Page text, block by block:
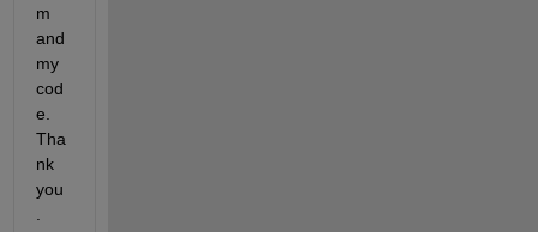
m
and
my
cod
e.
Tha
nk
you